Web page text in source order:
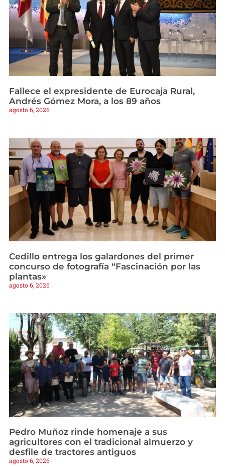
Fallece el expresidente de Eurocaja Rural,
Andrés Gómez Mora, a los 89 años
agosto 6, 2026
Cedillo entrega los galardones del primer
concurso de fotografía “Fascinación por las
plantas»
agosto 6, 2026
Pedro Muñoz rinde homenaje a sus
agricultores con el tradicional almuerzo y
desfile de tractores antiguos
agosto 6, 2026